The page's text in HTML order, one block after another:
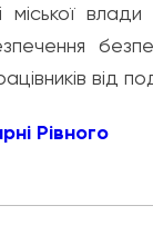
влади
від
Рівного